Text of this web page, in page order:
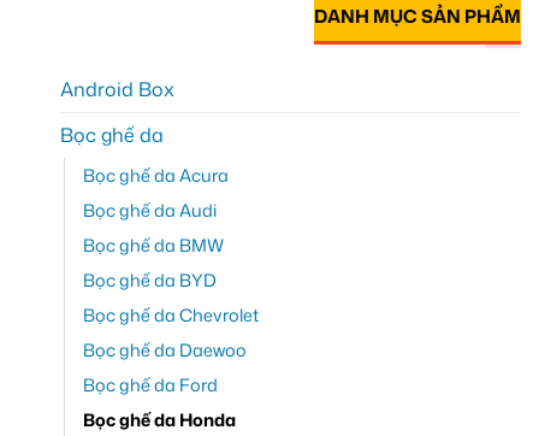
DANH MỤC SẢN PHẨM
Android Box
Bọc ghế da
Bọc ghế da Acura
Bọc ghế da Audi
Bọc ghế da BMW
Bọc ghế da BYD
Bọc ghế da Chevrolet
Bọc ghế da Daewoo
Bọc ghế da Ford
Bọc ghế da Honda